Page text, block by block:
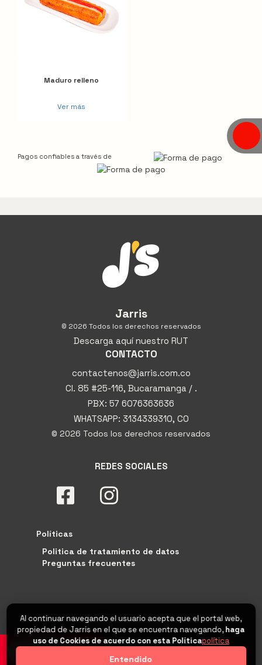
Maduro relleno
Ver más
Pagos confiables a través de
Jarris
© 2026 Todos los derechos reservados
Descarga aquí nuestro RUT
CONTACTO
contactenos@jarris.com.co
Cl. 85 #25-116, Bucaramanga / .
PBX: 57 6076363636
WHATSAPP: 3134339310, CO
© 2026 Todos los derechos reservados
REDES SOCIALES
Políticas
Politica de tratamiento de datos
Preguntas frecuentes
Al continuar navegando el usuario acepta que el portal web,
propiedad de Jarris en el que se encuentra navegando,haga
uso de Cookies de acuerdo con esta Políticapolítica
Entendido